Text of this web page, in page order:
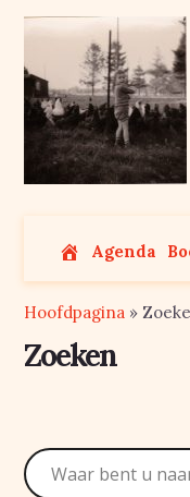
Agenda
Hoofdpagina »
Zoeken